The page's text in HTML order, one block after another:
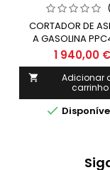
CORTADOR DE
A GASOLINA
1 940,00 €

Adicionar
carrinho
